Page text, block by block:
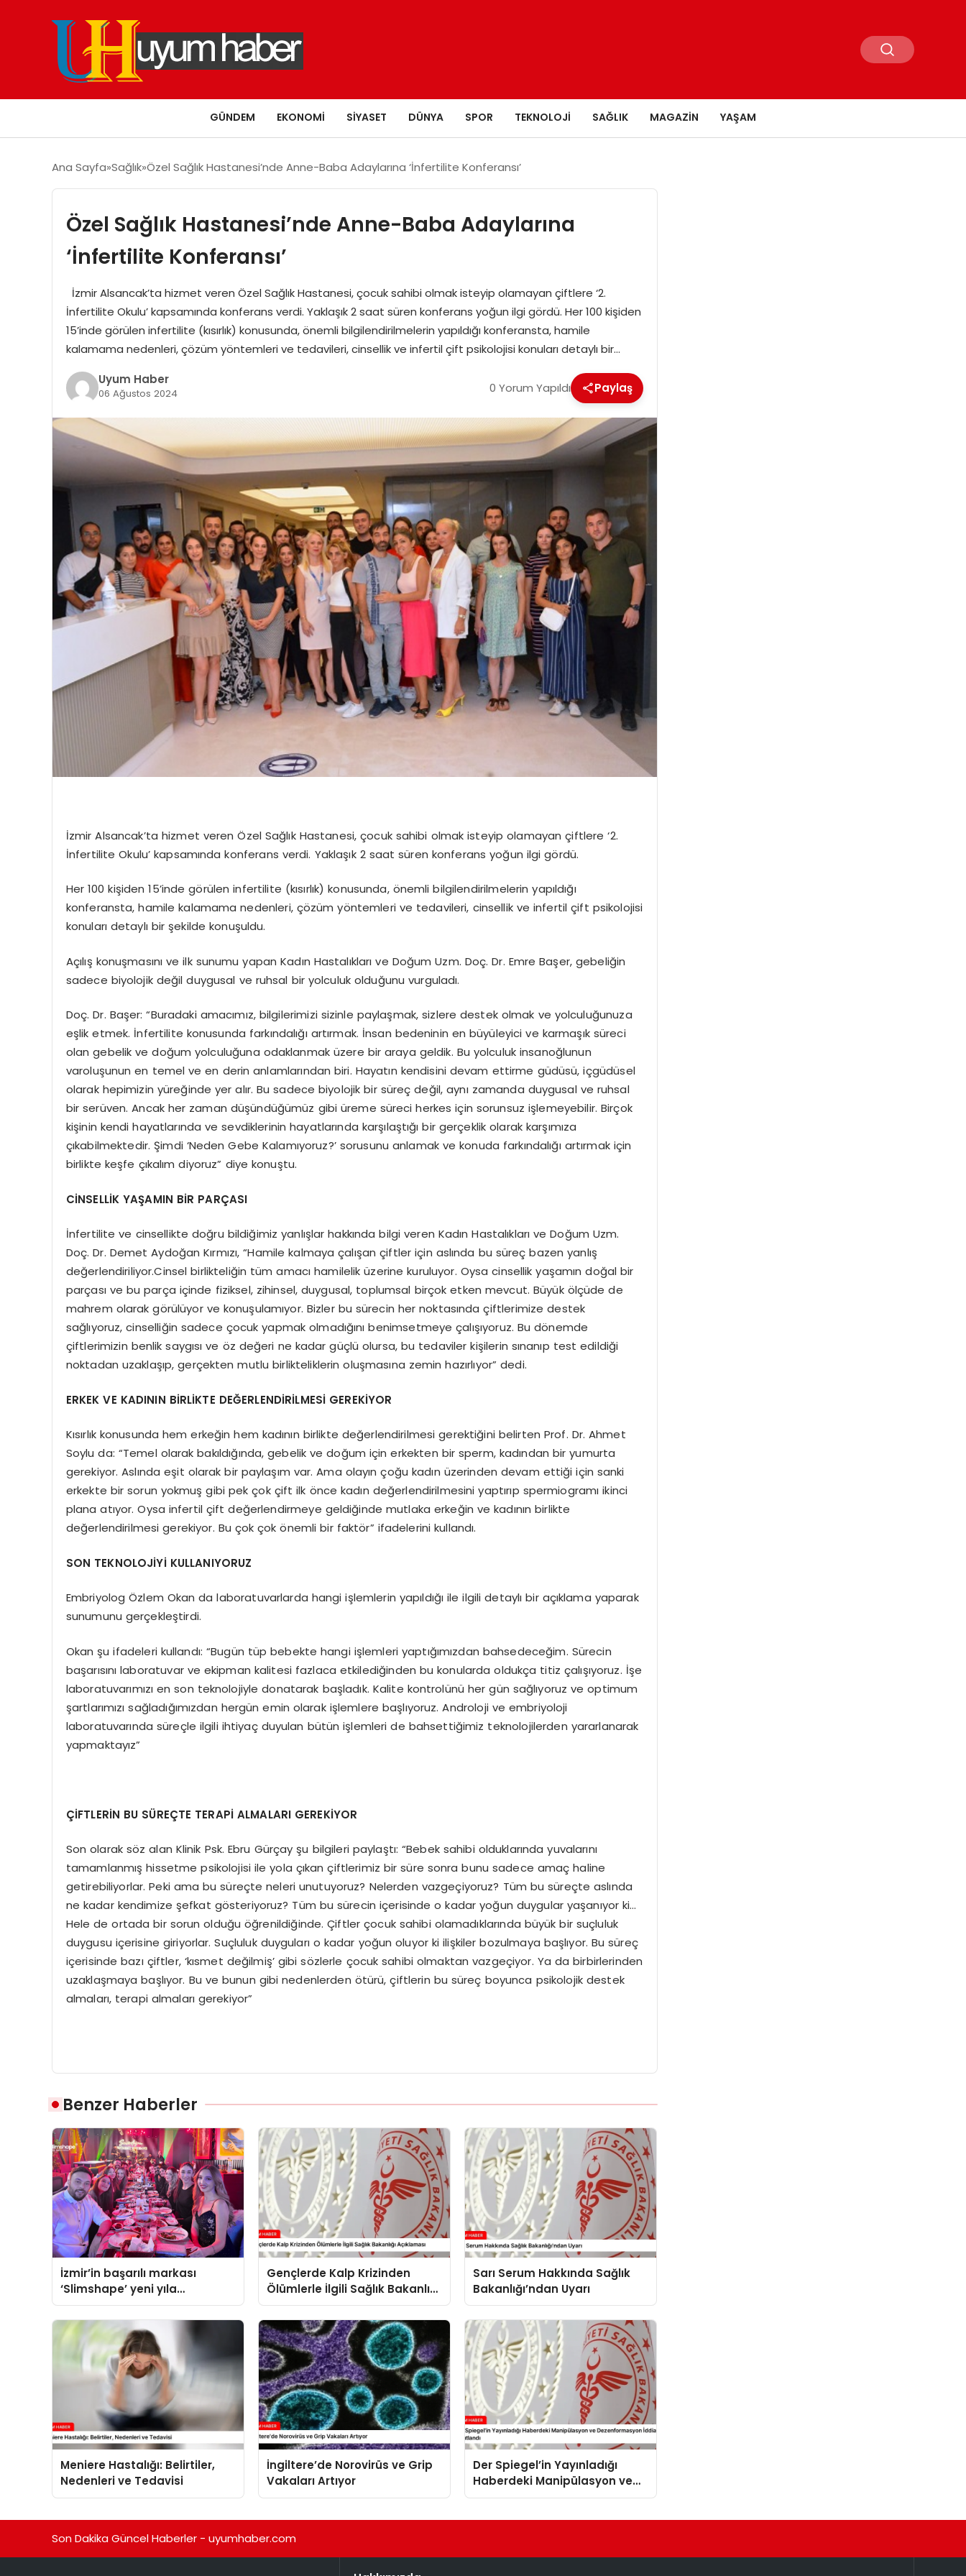
GÜNDEM EKONOMI SIYASET DÜNYA SPOR TEKNOLOJI SAĞLIK MAGAZIN YAŞAM
Ana Sayfa Sağlık Özel Sağlık Hastanesi’nde Anne-Baba Adaylarına ‘İnfertilite Konferansı’
Özel Sağlık Hastanesi’nde Anne-Baba Adaylarına
‘İnfertilite Konferansı’
İzmir Alsancak’ta hizmet veren Özel Sağlık Hastanesi, çocuk sahibi olmak isteyip olamayan çiftlere ‘2.
İnfertilite Okulu’ kapsamında konferans verdi. Yaklaşık 2 saat süren konferans yoğun ilgi gördü. Her 100 kişiden
15’inde görülen infertilite (kısırlık) konusunda, önemli bilgilendirilmelerin yapıldığı konferansta, hamile
kalamama nedenleri, çözüm yöntemleri ve tedavileri, cinsellik ve infertil çift psikolojisi konuları detaylı bir…
Uyum Haber
06 Ağustos 2024 0 Yorum Yapıldı Paylaş
İzmir Alsancak’ta hizmet veren Özel Sağlık Hastanesi, çocuk sahibi olmak isteyip olamayan çiftlere ‘2.
İnfertilite Okulu’ kapsamında konferans verdi. Yaklaşık 2 saat süren konferans yoğun ilgi gördü.
Her 100 kişiden 15’inde görülen infertilite (kısırlık) konusunda, önemli bilgilendirilmelerin yapıldığı
konferansta, hamile kalamama nedenleri, çözüm yöntemleri ve tedavileri, cinsellik ve infertil çift psikolojisi
konuları detaylı bir şekilde konuşuldu.
Açılış konuşmasını ve ilk sunumu yapan Kadın Hastalıkları ve Doğum Uzm. Doç. Dr. Emre Başer, gebeliğin
sadece biyolojik değil duygusal ve ruhsal bir yolculuk olduğunu vurguladı.
Doç. Dr. Başer: “Buradaki amacımız, bilgilerimizi sizinle paylaşmak, sizlere destek olmak ve yolculuğunuza
eşlik etmek. İnfertilite konusunda farkındalığı artırmak. İnsan bedeninin en büyüleyici ve karmaşık süreci
olan gebelik ve doğum yolculuğuna odaklanmak üzere bir araya geldik. Bu yolculuk insanoğlunun
varoluşunun en temel ve en derin anlamlarından biri. Hayatın kendisini devam ettirme güdüsü, içgüdüsel
olarak hepimizin yüreğinde yer alır. Bu sadece biyolojik bir süreç değil, aynı zamanda duygusal ve ruhsal
bir serüven. Ancak her zaman düşündüğümüz gibi üreme süreci herkes için sorunsuz işlemeyebilir. Birçok
kişinin kendi hayatlarında ve sevdiklerinin hayatlarında karşılaştığı bir gerçeklik olarak karşımıza
çıkabilmektedir. Şimdi ‘Neden Gebe Kalamıyoruz?’ sorusunu anlamak ve konuda farkındalığı artırmak için
birlikte keşfe çıkalım diyoruz” diye konuştu.
CİNSELLİK YAŞAMIN BİR PARÇASI
İnfertilite ve cinsellikte doğru bildiğimiz yanlışlar hakkında bilgi veren Kadın Hastalıkları ve Doğum Uzm.
Doç. Dr. Demet Aydoğan Kırmızı, “Hamile kalmaya çalışan çiftler için aslında bu süreç bazen yanlış
değerlendiriliyor.Cinsel birlikteliğin tüm amacı hamilelik üzerine kuruluyor. Oysa cinsellik yaşamın doğal bir
parçası ve bu parça içinde fiziksel, zihinsel, duygusal, toplumsal birçok etken mevcut. Büyük ölçüde de
mahrem olarak görülüyor ve konuşulamıyor. Bizler bu sürecin her noktasında çiftlerimize destek
sağlıyoruz, cinselliğin sadece çocuk yapmak olmadığını benimsetmeye çalışıyoruz. Bu dönemde
çiftlerimizin benlik saygısı ve öz değeri ne kadar güçlü olursa, bu tedaviler kişilerin sınanıp test edildiği
noktadan uzaklaşıp, gerçekten mutlu birlikteliklerin oluşmasına zemin hazırlıyor” dedi.
ERKEK VE KADININ BİRLİKTE DEĞERLENDİRİLMESİ GEREKİYOR
Kısırlık konusunda hem erkeğin hem kadının birlikte değerlendirilmesi gerektiğini belirten Prof. Dr. Ahmet
Soylu da: “Temel olarak bakıldığında, gebelik ve doğum için erkekten bir sperm, kadından bir yumurta
gerekiyor. Aslında eşit olarak bir paylaşım var. Ama olayın çoğu kadın üzerinden devam ettiği için sanki
erkekte bir sorun yokmuş gibi pek çok çift ilk önce kadın değerlendirilmesini yaptırıp spermiogramı ikinci
plana atıyor. Oysa infertil çift değerlendirmeye geldiğinde mutlaka erkeğin ve kadının birlikte
değerlendirilmesi gerekiyor. Bu çok çok önemli bir faktör” ifadelerini kullandı.
SON TEKNOLOJİYİ KULLANIYORUZ
Embriyolog Özlem Okan da laboratuvarlarda hangi işlemlerin yapıldığı ile ilgili detaylı bir açıklama yaparak
sunumunu gerçekleştirdi.
Okan şu ifadeleri kullandı: “Bugün tüp bebekte hangi işlemleri yaptığımızdan bahsedeceğim. Sürecin
başarısını laboratuvar ve ekipman kalitesi fazlaca etkilediğinden bu konularda oldukça titiz çalışıyoruz. İşe
laboratuvarımızı en son teknolojiyle donatarak başladık. Kalite kontrolünü her gün sağlıyoruz ve optimum
şartlarımızı sağladığımızdan hergün emin olarak işlemlere başlıyoruz. Androloji ve embriyoloji
laboratuvarında süreçle ilgili ihtiyaç duyulan bütün işlemleri de bahsettiğimiz teknolojilerden yararlanarak
yapmaktayız”
ÇİFTLERİN BU SÜREÇTE TERAPİ ALMALARI GEREKİYOR
Son olarak söz alan Klinik Psk. Ebru Gürçay şu bilgileri paylaştı: “Bebek sahibi olduklarında yuvalarını
tamamlanmış hissetme psikolojisi ile yola çıkan çiftlerimiz bir süre sonra bunu sadece amaç haline
getirebiliyorlar. Peki ama bu süreçte neleri unutuyoruz? Nelerden vazgeçiyoruz? Tüm bu süreçte aslında
ne kadar kendimize şefkat gösteriyoruz? Tüm bu sürecin içerisinde o kadar yoğun duygular yaşanıyor ki…
Hele de ortada bir sorun olduğu öğrenildiğinde. Çiftler çocuk sahibi olamadıklarında büyük bir suçluluk
duygusu içerisine giriyorlar. Suçluluk duyguları o kadar yoğun oluyor ki ilişkiler bozulmaya başlıyor. Bu süreç
içerisinde bazı çiftler, ‘kısmet değilmiş’ gibi sözlerle çocuk sahibi olmaktan vazgeçiyor. Ya da birbirlerinden
uzaklaşmaya başlıyor. Bu ve bunun gibi nedenlerden ötürü, çiftlerin bu süreç boyunca psikolojik destek
almaları, terapi almaları gerekiyor”
Benzer Haberler
İzmir’in başarılı markası
‘Slimshape’ yeni yıla
müjdelerle girdi!
Gençlerde Kalp Krizinden
Ölümlerle İlgili Sağlık Bakanlığı
Açıklaması
Sarı Serum Hakkında Sağlık
Bakanlığı’ndan Uyarı
Meniere Hastalığı: Belirtiler,
Nedenleri ve Tedavisi
İngiltere’de Norovirüs ve Grip
Vakaları Artıyor
Der Spiegel’in Yayınladığı
Haberdeki Manipülasyon ve
Dezenformasyon İddiaları
Son Dakika Güncel Haberler - uyumhaber.com